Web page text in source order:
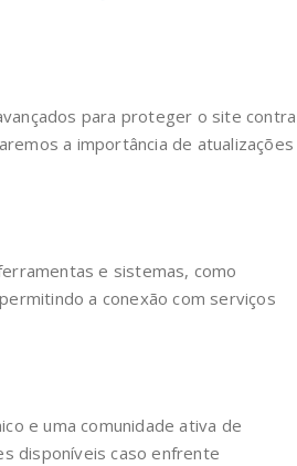
para proteger o site contra
a importância de atualizações
e sistemas, como
a conexão com serviços
e uma comunidade ativa de
disponíveis caso enfrente